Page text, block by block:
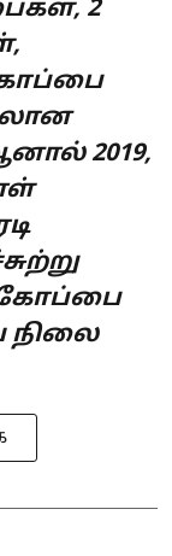
2
2019,